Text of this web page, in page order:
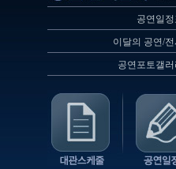
공연일정
이달의 공연/전
공연포토갤러